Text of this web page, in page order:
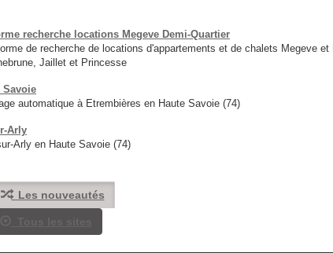
recherche locations Megeve Demi-Quartier
de recherche de locations d'appartements et de chalets Megeve
Jaillet et Princesse
Savoie
automatique à Etrembières en Haute Savoie (74)
Arly
Arly en Haute Savoie (74)
Les nouveautés